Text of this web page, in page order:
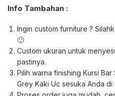
Info Tambahan :
Ingin custom furniture ?
🙂
Custom ukuran untuk
pastinya.
Pilih warna finishing Kursi
Grey Kaki Uc sesuka Anda di